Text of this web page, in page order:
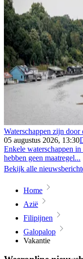
Waterschappen zijn door
05 augustus 2026, 13:30
Enkele waterschappen
hebben geen maatregel...
Bekijk alle
Home
Azië
Filipijnen
Galopalop
Vakantie